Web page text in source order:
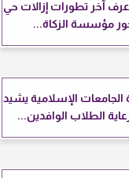
آخر تطورات إزالات حي
مؤسسة الزكاة...
الجامعات الإسلامية يشيد
الطلاب الوافدين...